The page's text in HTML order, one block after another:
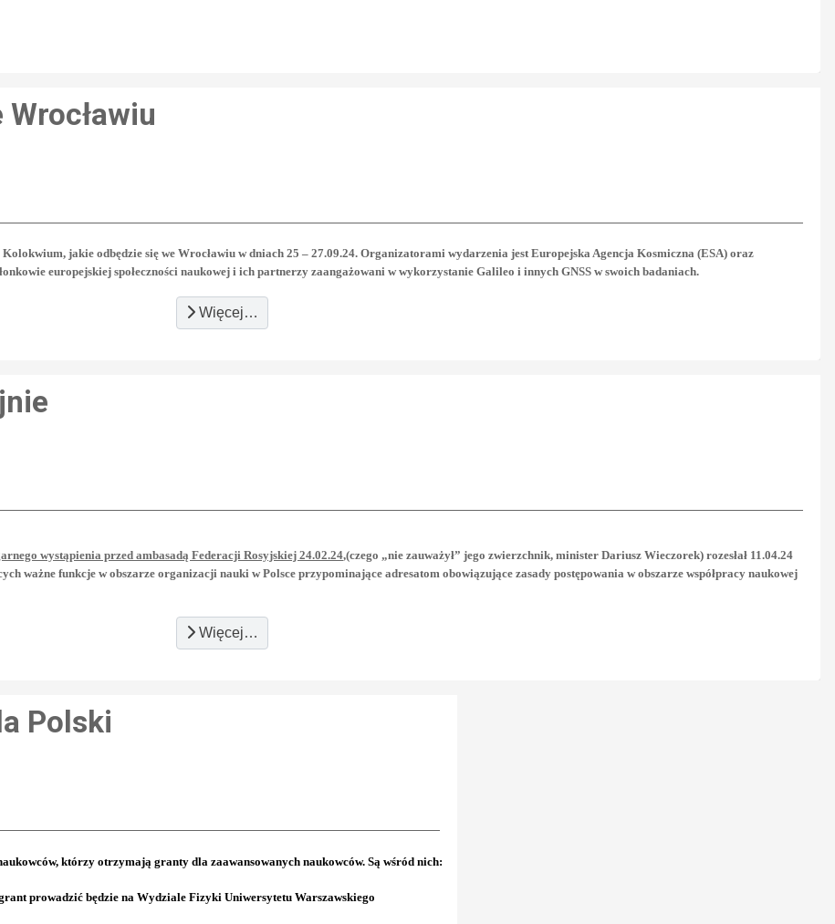
jakie odbędzie się we Wrocławiu w dniach 25 – 27.09.24. Organizatorami wydarzenia jest Europejska Agencja Kosmiczna (ESA) oraz
europejskiej społeczności naukowej i ich partnerzy zaangażowani w wykorzystanie Galileo i innych GNSS w swoich badaniach.
Więcej…
wystąpienia przed ambasadą Federacji Rosyjskiej 24.02.24,(czego „nie zauważył” jego zwierzchnik, minister Dariusz Wieczorek) rozesłał 11.04.24
ważne funkcje w obszarze organizacji nauki w Polsce przypominające adresatom obowiązujące zasady postępowania w obszarze współpracy naukowej
Więcej…
Polski
którzy otrzymają granty dla zaawansowanych naukowców. Są wśród nich:
prowadzić będzie na Wydziale Fizyki Uniwersytetu Warszawskiego